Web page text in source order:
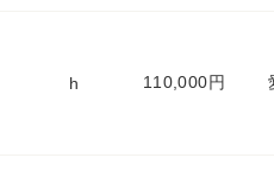
h 110,000円